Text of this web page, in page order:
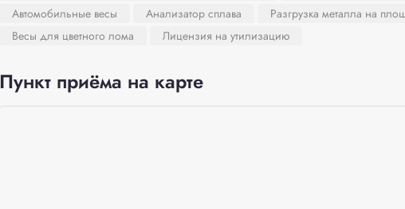
Автомобильные весы
Анализатор сплава
Разгрузка металла на
Весы для цветного лома
Лицензия на утилизацию
Пункт приёма на карте